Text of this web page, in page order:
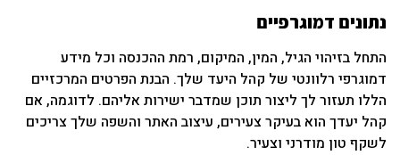
נתונים דמוגרפיים
התחל בזיהוי הגיל, המין, המיקום, רמת ההכנסה וכל מידע
דמוגרפי רלוונטי של קהל היעד שלך. הבנת הפרטים המרכזיים
הללו תעזור לך ליצור תוכן שמדבר ישירות אליהם. לדוגמה, אם
קהל יעדך הוא בעיקר צעירים, עיצוב האתר והשפה שלך צריכים
לשקף טון מודרני וצעיר.